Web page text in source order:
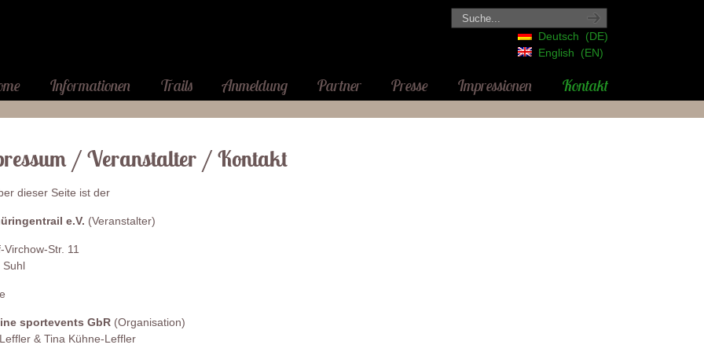
Deutsch
DE
English
EN
Informationen Trails Anmeldung Partner Presse Impressionen Kontakt
/ Veranstalter / Kontakt
dieser Seite ist der
e.V. (Veranstalter)
Virchow-Str. 11
Suhl
sportevents GbR (Organisation)
& Tina Kühne-Leffler